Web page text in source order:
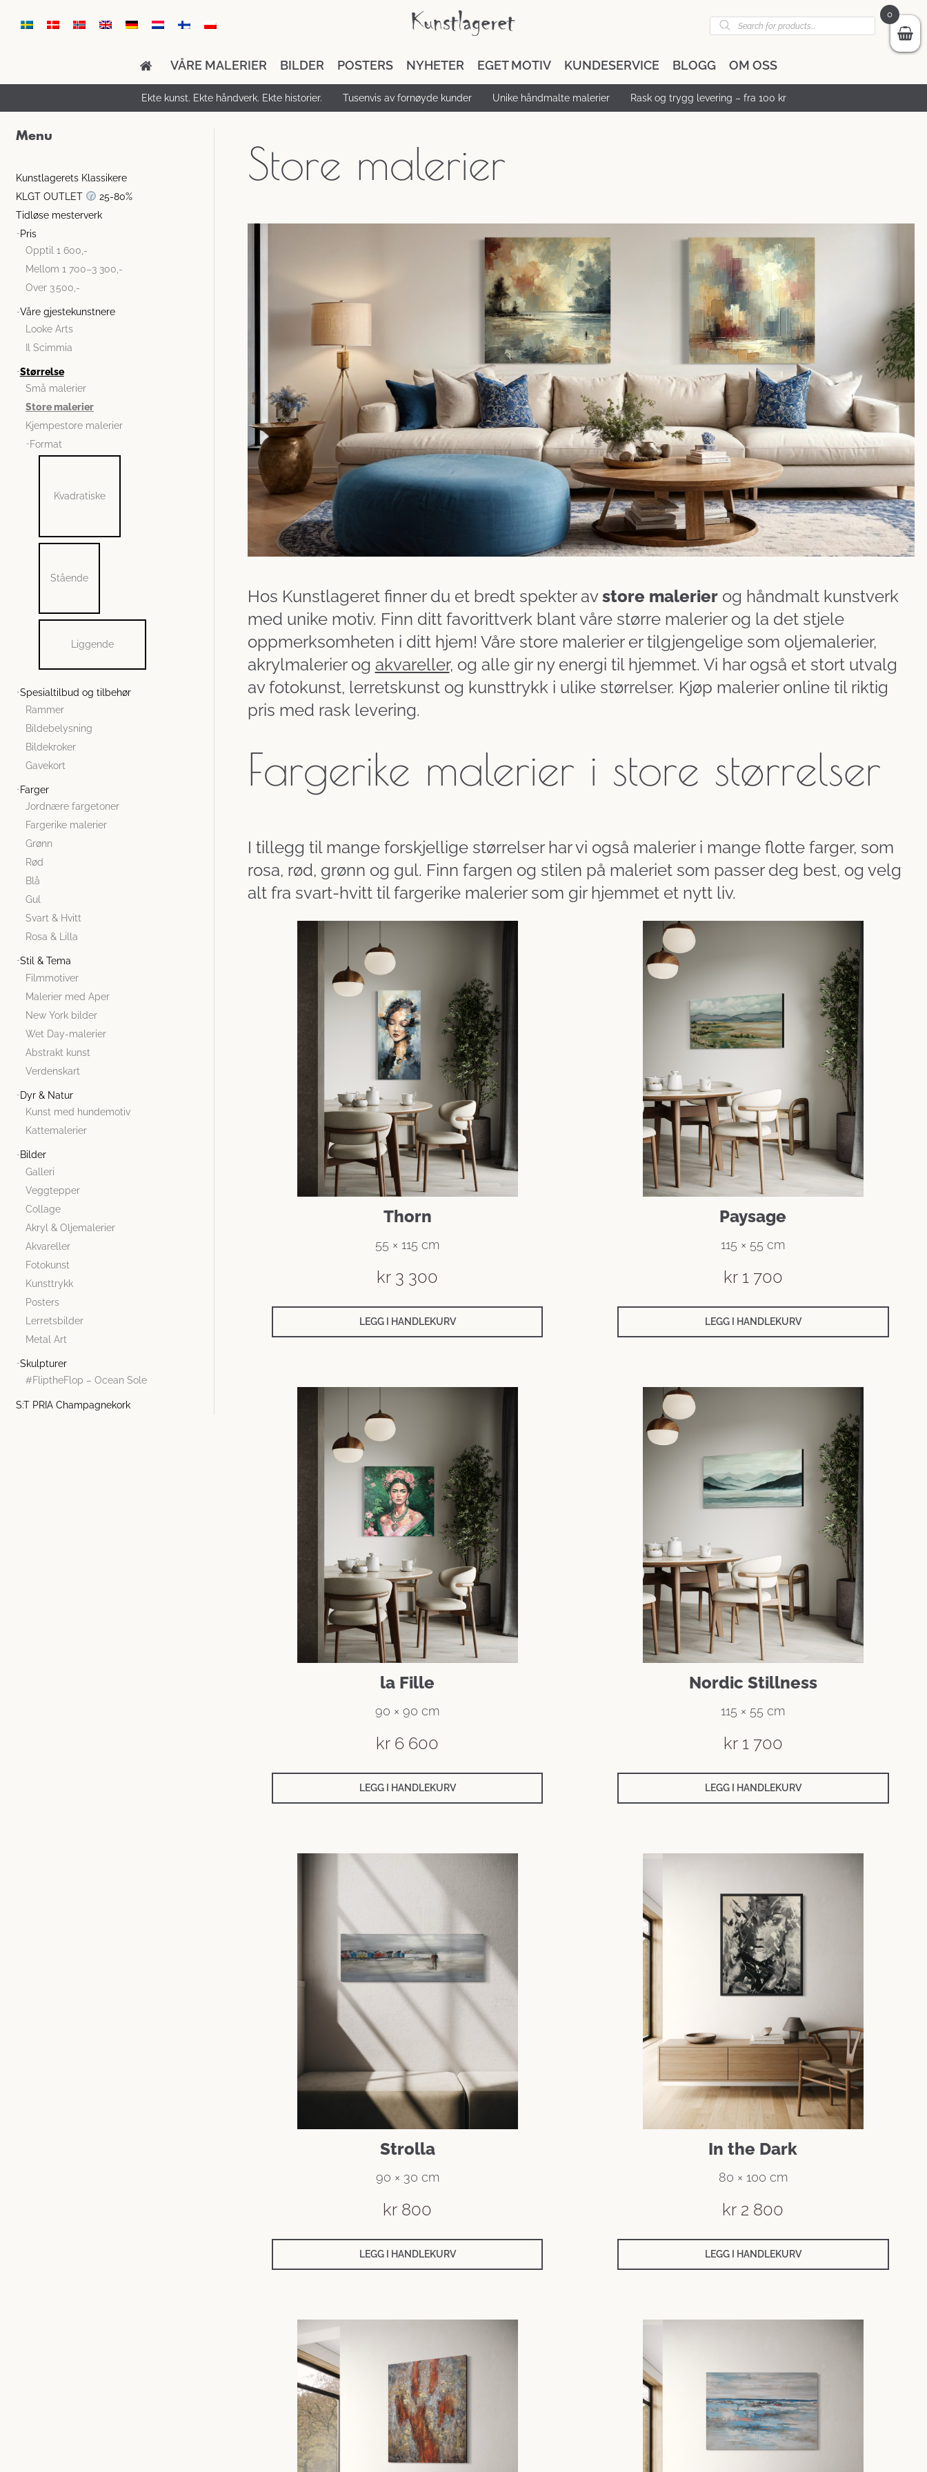
Products
search
VÅRE MALERIER BILDER POSTERS NYHETER EGET MOTIV KUNDESERVICE BLOGG OM OSS
Ekte kunst. Ekte håndverk. Ekte historier. Tusenvis av fornøyde kunder Unike håndmalte malerier Rask og trygg levering – fra 100 kr
Menu
Kunstlagerets Klassikere
KLGT OUTLET
25-80%
Tidløse mesterverk
Pris
Opptil 1 600,-
Mellom 1 700–3 300,-
Over 3 500,-
Våre gjestekunstnere
Looke Arts
Il Scimmia
Størrelse
Små malerier
Store malerier
Kjempestore malerier
Format
Kvadratiske
Stående
Liggende
Spesialtilbud og tilbehør
Rammer
Bildebelysning
Bildekroker
Gavekort
Farger
Jordnære fargetoner
Fargerike malerier
Grønn
Rød
Blå
Gul
Svart & Hvitt
Rosa & Lilla
Stil & Tema
Filmmotiver
Malerier med Aper
New York bilder
Wet Day-malerier
Abstrakt kunst
Verdenskart
Dyr & Natur
Kunst med hundemotiv
Kattemalerier
Bilder
Galleri
Veggtepper
Collage
Akryl & Oljemalerier
Akvareller
Fotokunst
Kunsttrykk
Posters
Lerretsbilder
Metal Art
Skulpturer
#FliptheFlop – Ocean Sole
S:T PRIA Champagnekork
Store malerier
Hos Kunstlageret finner du et bredt spekter avstore malerierog håndmalt kunstverk
med unike motiv. Finn ditt favorittverk blant våre større malerier og la det stjele
oppmerksomheten i ditt hjem! Våre store malerier er tilgjengelige som oljemalerier,
akrylmalerier og akvareller, og alle gir ny energi til hjemmet. Vi har også et stort utvalg
av fotokunst, lerretskunst og kunsttrykk i ulike størrelser. Kjøp malerier online til riktig
pris med rask levering.
Fargerike malerier i store størrelser
I tillegg til mange forskjellige størrelser har vi også malerier i mange flotte farger, som
rosa, rød, grønn og gul. Finn fargen og stilen på maleriet som passer deg best, og velg
alt fra svart-hvitt til fargerike malerier som gir hjemmet et nytt liv.
Thorn
55 × 115 cm
kr 3 300
LEGG I HANDLEKURV
Paysage
115 × 55 cm
kr1 700
LEGG I HANDLEKURV
la Fille
90 × 90 cm
kr 6 600
LEGG I HANDLEKURV
Nordic Stillness
115 × 55 cm
kr1 700
LEGG I HANDLEKURV
Strolla
90 × 30 cm
kr 800
LEGG I HANDLEKURV
In the Dark
80 × 100 cm
kr 2 800
LEGG I HANDLEKURV
0